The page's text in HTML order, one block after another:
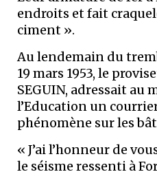
endroits et fait
ciment ».
Au lendemain du
19 mars 1953, le
SEGUIN, adressait au
l’Education un
phénomène sur les
« J’ai l’honneur de
le séisme ressenti à